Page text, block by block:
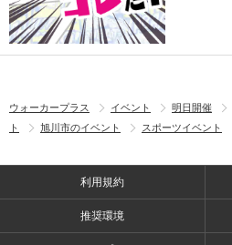
ウォーカープラス イベント 明日開催
ト
旭川市のイベント スポーツイベント
利用規約
推奨環境